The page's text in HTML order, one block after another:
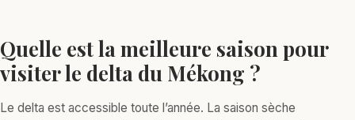
Quelle est la meilleure saison pour
visiter le delta du Mékong ?
Le delta est accessible toute l’année. La saison sèche